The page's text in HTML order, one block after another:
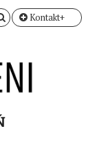
Kontakt+